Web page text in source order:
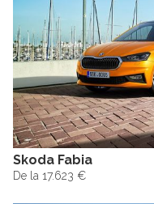
Skoda Fabia
De la 17.623 €